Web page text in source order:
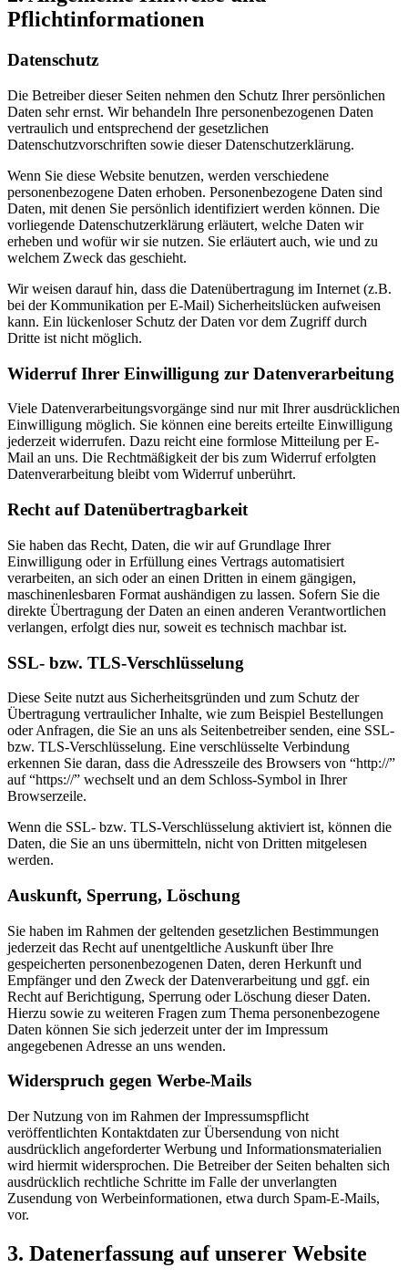
Pflichtinformationen
Datenschutz
Die Betreiber dieser Seiten nehmen den Schutz Ihrer persönlichen
Daten sehr ernst. Wir behandeln Ihre personenbezogenen Daten
vertraulich und entsprechend der gesetzlichen
Datenschutzvorschriften sowie dieser Datenschutzerklärung.
Wenn Sie diese Website benutzen, werden verschiedene
personenbezogene Daten erhoben. Personenbezogene Daten sind
Daten, mit denen Sie persönlich identifiziert werden können. Die
vorliegende Datenschutzerklärung erläutert, welche Daten wir
erheben und wofür wir sie nutzen. Sie erläutert auch, wie und zu
welchem Zweck das geschieht.
Wir weisen darauf hin, dass die Datenübertragung im Internet (z.B.
bei der Kommunikation per E-Mail) Sicherheitslücken aufweisen
kann. Ein lückenloser Schutz der Daten vor dem Zugriff durch
Dritte ist nicht möglich.
Widerruf Ihrer Einwilligung zur Datenverarbeitung
Viele Datenverarbeitungsvorgänge sind nur mit Ihrer ausdrücklichen
Einwilligung möglich. Sie können eine bereits erteilte Einwilligung
jederzeit widerrufen. Dazu reicht eine formlose Mitteilung per E-
Mail an uns. Die Rechtmäßigkeit der bis zum Widerruf erfolgten
Datenverarbeitung bleibt vom Widerruf unberührt.
Recht auf Datenübertragbarkeit
Sie haben das Recht, Daten, die wir auf Grundlage Ihrer
Einwilligung oder in Erfüllung eines Vertrags automatisiert
verarbeiten, an sich oder an einen Dritten in einem gängigen,
maschinenlesbaren Format aushändigen zu lassen. Sofern Sie die
direkte Übertragung der Daten an einen anderen Verantwortlichen
verlangen, erfolgt dies nur, soweit es technisch machbar ist.
SSL- bzw. TLS-Verschlüsselung
Diese Seite nutzt aus Sicherheitsgründen und zum Schutz der
Übertragung vertraulicher Inhalte, wie zum Beispiel Bestellungen
oder Anfragen, die Sie an uns als Seitenbetreiber senden, eine SSL-
bzw. TLS-Verschlüsselung. Eine verschlüsselte Verbindung
erkennen Sie daran, dass die Adresszeile des Browsers von “http://”
auf “https://” wechselt und an dem Schloss-Symbol in Ihrer
Browserzeile.
Wenn die SSL- bzw. TLS-Verschlüsselung aktiviert ist, können die
Daten, die Sie an uns übermitteln, nicht von Dritten mitgelesen
werden.
Auskunft, Sperrung, Löschung
Sie haben im Rahmen der geltenden gesetzlichen Bestimmungen
jederzeit das Recht auf unentgeltliche Auskunft über Ihre
gespeicherten personenbezogenen Daten, deren Herkunft und
Empfänger und den Zweck der Datenverarbeitung und ggf. ein
Recht auf Berichtigung, Sperrung oder Löschung dieser Daten.
Hierzu sowie zu weiteren Fragen zum Thema personenbezogene
Daten können Sie sich jederzeit unter der im Impressum
angegebenen Adresse an uns wenden.
Widerspruch gegen Werbe-Mails
Der Nutzung von im Rahmen der Impressumspflicht
veröffentlichten Kontaktdaten zur Übersendung von nicht
ausdrücklich angeforderter Werbung und Informationsmaterialien
wird hiermit widersprochen. Die Betreiber der Seiten behalten sich
ausdrücklich rechtliche Schritte im Falle der unverlangten
Zusendung von Werbeinformationen, etwa durch Spam-E-Mails,
vor.
3. Datenerfassung auf unserer Website